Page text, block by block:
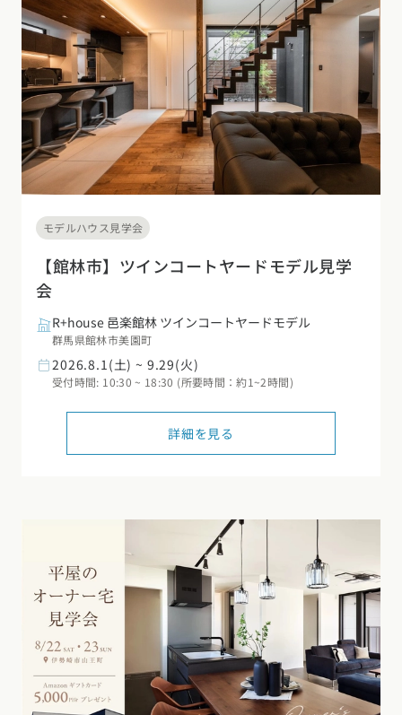
モデルハウス見学会
【館林市】ツインコートヤードモデル見学
会
R+house 邑楽館林 ツインコートヤードモデル
群馬県館林市美園町
2026.8.1(土) ~ 9.29(火)
受付時間: 10:30 ~ 18:30 (所要時間：約1~2時間)
詳細を見る